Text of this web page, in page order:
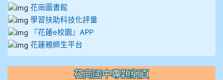
花崗圖書館
學習扶助科技化評量
『花蓮e校園』APP
花蓮親師生平台
花崗國中專題網頁